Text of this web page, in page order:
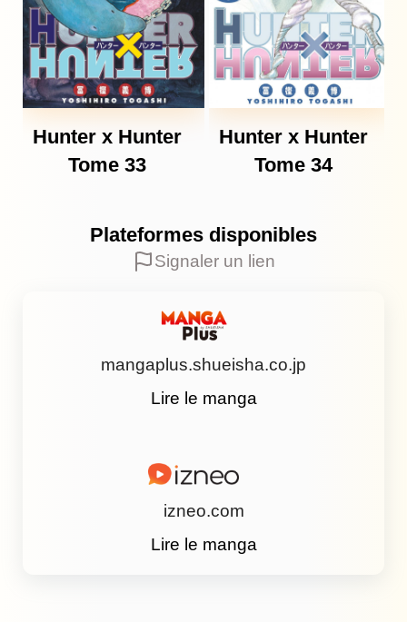
Hunter x Hunter
Tome 33
Hunter x Hunter
Tome 34
Plateformes disponibles
Signaler un lien
mangaplus.shueisha.co.jp
Lire le manga
izneo.com
Lire le manga